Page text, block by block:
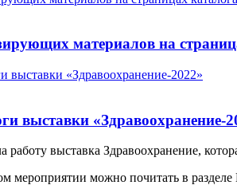
материалов на
выставки «Здравоохранение-
работу выставка Здравоохранение,
мероприятии можно почитать в